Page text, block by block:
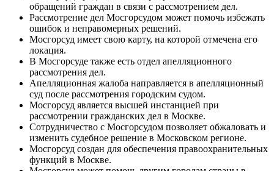
обращений граждан в связи с рассмотрением дел.
Рассмотрение дел Мосгорсудом может помочь избежать
ошибок и неправомерных решений.
Мосгорсуд имеет свою карту, на которой отмечена его
локация.
В Мосгорсуде также есть отдел апелляционного
рассмотрения дел.
Апелляционная жалоба направляется в апелляционный
суд после рассмотрения городским судом.
Мосгорсуд является высшей инстанцией при
рассмотрении гражданских дел в Москве.
Сотрудничество с Мосгорсудом позволяет обжаловать и
изменить судебное решение в Московском регионе.
Мосгорсуд создан для обеспечения правоохранительных
функций в Москве.